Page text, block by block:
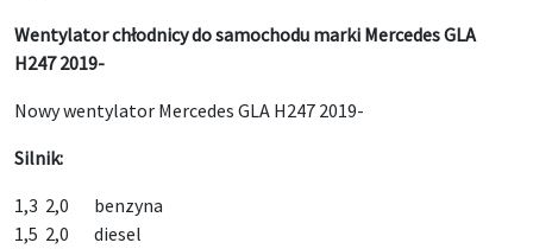
Wentylator chłodnicy do samochodu marki Mercedes GLA
H247 2019-
Nowy wentylator Mercedes GLA H247 2019-
Silnik:
1,3 2,0 benzyna
1,5 2,0 diesel